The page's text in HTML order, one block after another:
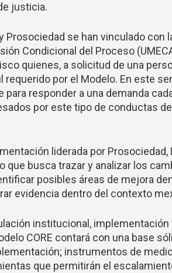
justicia.
Prosociedad se han vinculado con
Condicional del Proceso
quienes, a solicitud de una
por el Modelo. En este
responder a una demanda
por este tipo de conductas
liderada por Prosociedad,
que busca trazar y analizar los
posibles áreas de mejora
evidencia dentro del contexto
institucional, implementación
CORE contará con una base
instrumentos de
que permitirán el